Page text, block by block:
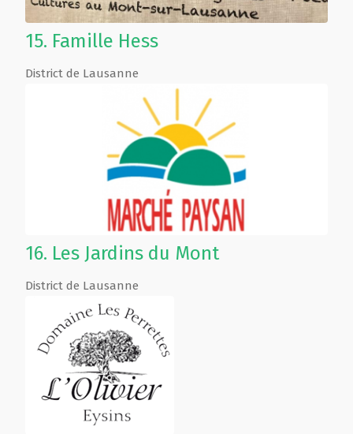
15. Famille Hess
District de Lausanne
16. Les Jardins du Mont
District de Lausanne